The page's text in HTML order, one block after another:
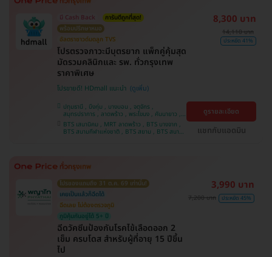
มี Cash Back
การันตีถูกที่สุด!
พร้อมปรึกษาหมอ
อัลตราซาวด์มดลูก TVS
โปรตรวจภาวะมีบุตรยาก แพ็กคู่คุ้มสุด
มัดรวมคลินิกและ รพ. ทั่วกรุงเทพ
ราคาพิเศษ
โปรขายดี! HDmall แนะนำ
ปทุมธานี , บึงกุ่ม , บางบอน , จตุจักร ,
สมุทรปราการ , ลาดพร้าว , พระโขนง , คันนายาว ,
ปทุมวัน , จอมทอง , พญาไท , หนองแขม ,
ราษฎร์บูรณะ , บางนา , ภาษีเจริญ , บางรัก , บริการ
ถึงบ้าน , ราชเทวี , คลองเตย , ตลิ่งชัน
BTS เสนานิคม , MRT ลาดพร้าว , BTS บางจาก ,
BTS สนามกีฬาแห่งชาติ , BTS สยาม , BTS สนาม
8,300 บาท
14,110 บาท
ประหยัด 41%
ดูรายละเอียด
แชทกับแอดมิน
โปรของแถมถึง 31 ต.ค. 69 เท่านั้น!
เคยเป็นแล้วก็ฉีดได้
ฉีดเลย ไม่ต้องตรวจภูมิ
ภูมิคุ้มกันอยู่ได้ 5+ ปี
ฉีดวัคซีนป้องกันโรคไข้เลือดออก 2
เข็ม ครบโดส สำหรับผู้ที่อายุ 15 ปีขึ้น
ไป
3,990 บาท
7,200 บาท ประหยัด 45%